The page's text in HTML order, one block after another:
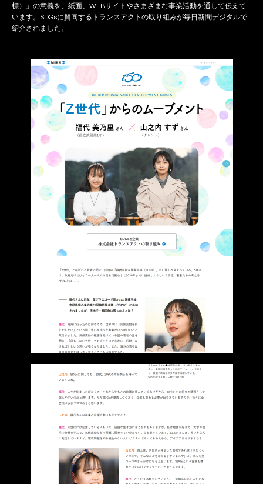
標）」の意義を、紙面、WEBサイトやさまざまな事業活動を通して伝えて
います。SDGsに賛同するトランスアクトの取り組みが毎日新聞デジタルで
紹介されました。